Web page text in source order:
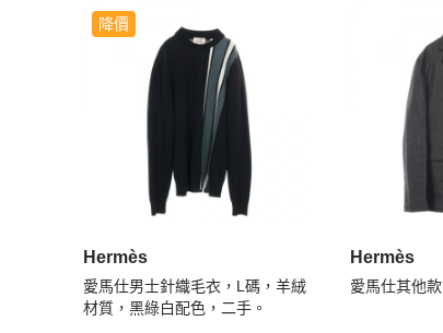
降價
Hermès
愛馬仕男士針織毛衣，L碼，羊絨
材質，黑綠白配色，二手。
Hermès
愛馬仕其他